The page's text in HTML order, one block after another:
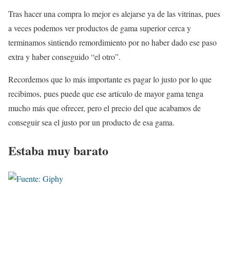
Tras hacer una compra lo mejor es alejarse ya de las vitrinas, pues
a veces podemos ver productos de gama superior cerca y
terminamos sintiendo remordimiento por no haber dado ese paso
extra y haber conseguido “el otro”.
Recordemos que lo más importante es pagar lo justo por lo que
recibimos, pues puede que ese artículo de mayor gama tenga
mucho más que ofrecer, pero el precio del que acabamos de
conseguir sea el justo por un producto de esa gama.
Estaba muy barato